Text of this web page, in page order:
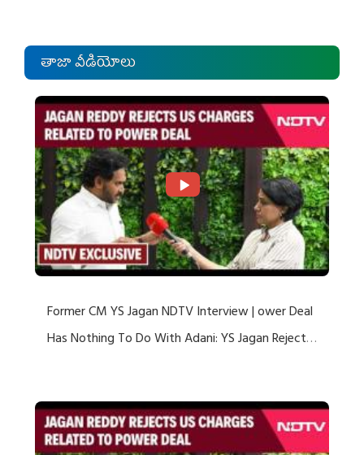
తాజా వీడియోలు
Former CM YS Jagan NDTV Interview | ower Deal
Has Nothing To Do With Adani: YS Jagan Rejects